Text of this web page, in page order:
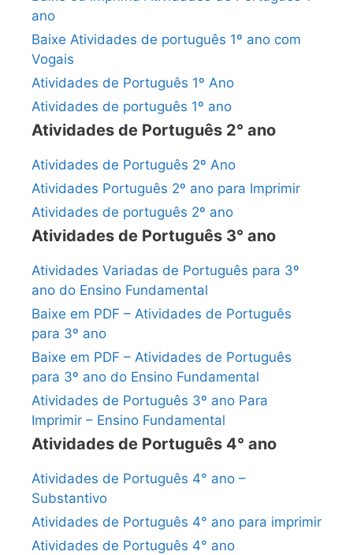
ano
Baixe Atividades de português 1º ano com
Vogais
Atividades de Português 1º Ano
Atividades de português 1º ano
Atividades de Português 2° ano
Atividades de Português 2º Ano
Atividades Português 2º ano para Imprimir
Atividades de português 2º ano
Atividades de Português 3° ano
Atividades Variadas de Português para 3º
ano do Ensino Fundamental
Baixe em PDF – Atividades de Português
para 3º ano
Baixe em PDF – Atividades de Português
para 3º ano do Ensino Fundamental
Atividades de Português 3º ano Para
Imprimir – Ensino Fundamental
Atividades de Português 4° ano
Atividades de Português 4° ano –
Substantivo
Atividades de Português 4° ano para imprimir
Atividades de Português 4° ano